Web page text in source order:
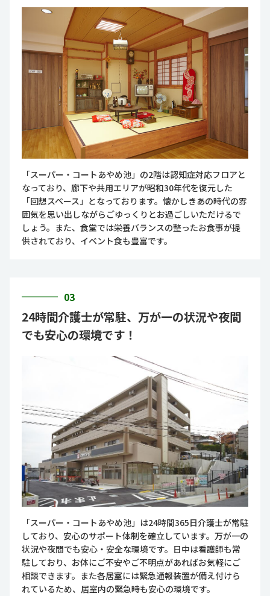
「スーパー・コートあやめ池」の2階は認知症対応フロアと
なっており、廊下や共用エリアが昭和30年代を復元した
「回想スペース」となっております。懐かしきあの時代の雰
囲気を思い出しながらごゆっくりとお過ごしいただけるで
しょう。また、食堂では栄養バランスの整ったお食事が提
供されており、イベント食も豊富です。
03
24時間介護士が常駐、万が一の状況や夜間
でも安心の環境です！
「スーパー・コートあやめ池」は24時間365日介護士が常駐
しており、安心のサポート体制を確立しています。万が一の
状況や夜間でも安心・安全な環境です。日中は看護師も常
駐しており、お体にご不安やご不明点があればお気軽にご
相談できます。また各居室には緊急通報装置が備え付けら
れているため、居室内の緊急時も安心の環境です。